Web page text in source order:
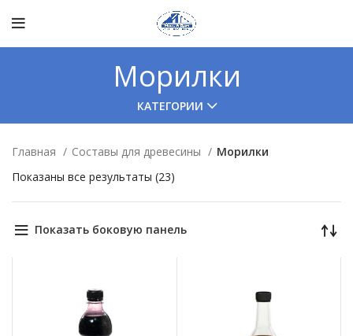
Морилки
КАТЕГОРИИ
Главная Составы для древесины
Морилки
Показаны все результаты (23)
Показать боковую панель